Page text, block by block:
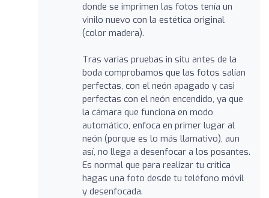
donde se imprimen las fotos tenía un
vinilo nuevo con la estética original
(color madera).
Tras varias pruebas in situ antes de la
boda comprobamos que las fotos salían
perfectas, con el neón apagado y casi
perfectas con el neón encendido, ya que
la cámara que funciona en modo
automático, enfoca en primer lugar al
neón (porque es lo más llamativo), aun
así, no llega a desenfocar a los posantes.
Es normal que para realizar tu crítica
hagas una foto desde tu teléfono móvil
y desenfocada.